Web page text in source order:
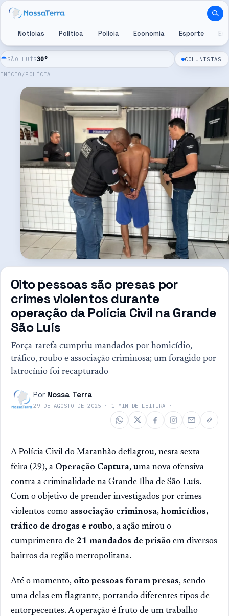
Pular para o conteúdo
Notícias Política Polícia Economia Esporte
☂SÃO LUÍS30° COLUNISTAS
INÍCIO / POLÍCIA
Oito pessoas são presas por
crimes violentos durante
operação da Polícia Civil na Grande
São Luís
Força-tarefa cumpriu mandados por homicídio,
tráfico, roubo e associação criminosa; um foragido por
latrocínio foi recapturado
Por Nossa Terra
29 DE AGOSTO DE 2025 · 1 MIN DE LEITURA ·
A Polícia Civil do Maranhão deflagrou, nesta sexta-
feira (29), a Operação Captura, uma nova ofensiva
contra a criminalidade na Grande Ilha de São Luís.
Com o objetivo de prender investigados por crimes
violentos como associação criminosa, homicídios,
tráfico de drogas e roubo, a ação mirou o
cumprimento de 21 mandados de prisão em diversos
bairros da região metropolitana.
Até o momento, oito pessoas foram presas, sendo
uma delas em flagrante, portando diferentes tipos de
entorpecentes. A operação é fruto de um trabalho